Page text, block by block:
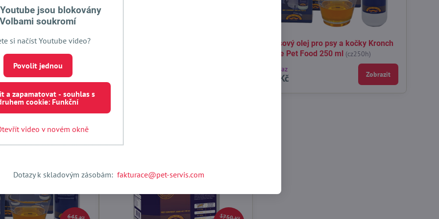
Kronch Henne Pet Food
250ml
Zobrazit
Lososový olej Kronch Henne Pet Food
SalmonCA s konopím 500ml
Skladem
670 Kč
Lososový olej pro psy a kočky Kronch
Henne Pet Food 250 ml (cz250h)
Na dotaz
367 Kč Zobrazit
DHA
Novinka
Zboží v akci
Top produkt
Omega 3 & 6 EPA. DHA
jsou blokovány
Volbami soukromí
si načíst Youtube video?
Povolit jednou
a zapamatovat - souhlas s
cookie: Funkční
video v novém okně
Dotazy k skladovým zásobám:fakturace@pet-servis.com